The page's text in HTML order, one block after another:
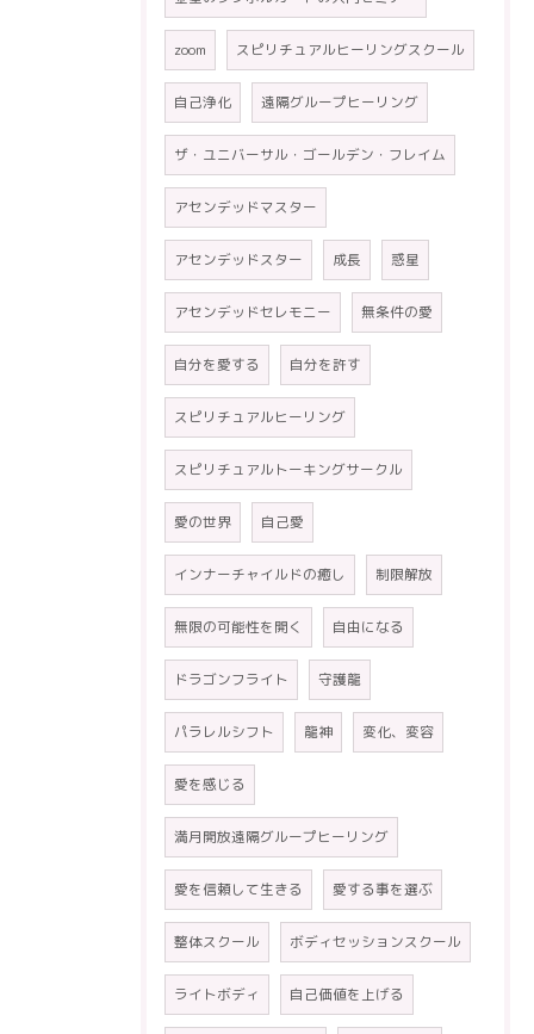
zoom スピリチュアルヒーリングスクール
自己浄化 遠隔グループヒーリング
ザ・ユニバーサル・ゴールデン・フレイム
アセンデッドマスター
アセンデッドスター 成長 惑星
アセンデッドセレモニー 無条件の愛
自分を愛する 自分を許す
スピリチュアルヒーリング
スピリチュアルトーキングサークル
愛の世界 自己愛
インナーチャイルドの癒し 制限解放
無限の可能性を開く 自由になる
ドラゴンフライト 守護龍
パラレルシフト 龍神 変化、変容
愛を感じる
満月開放遠隔グループヒーリング
愛を信頼して生きる 愛する事を選ぶ
整体スクール ボディセッションスクール
ライトボディ 自己価値を上げる